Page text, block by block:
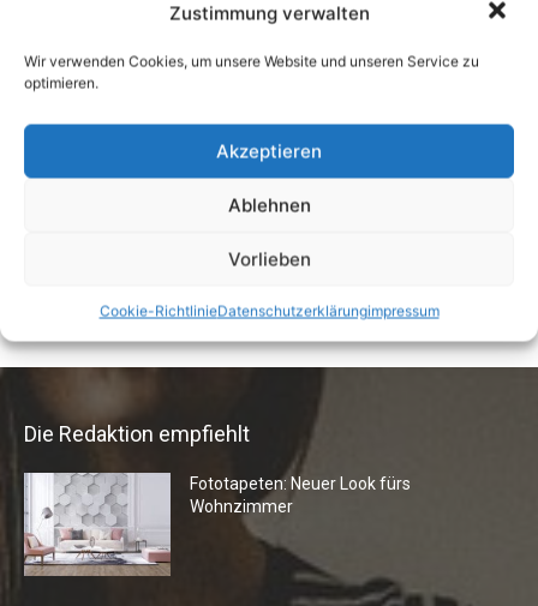
Zustimmung verwalten
Wir verwenden Cookies, um unsere Website und unseren Service zu
optimieren.
Akzeptieren
Ablehnen
Vorlieben
Cookie-RichtlinieDatenschutzerklärungimpressum
13. Juni 2016
Gefahren & Beseitigung
31. Juli 2012
13. Januar 2021
Die Redaktion empfiehlt
Fototapeten: Neuer Look fürs
Wohnzimmer